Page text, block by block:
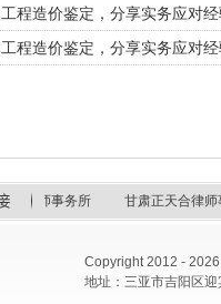
程造价鉴定，分享实务应对经
程造价鉴定，分享实务应对经
律师事务所 甘肃正天合律师事
Copyright 2012 -
地址：三亚市吉阳区